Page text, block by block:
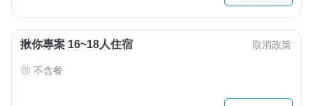
揪你專案 16~18人住宿 取消政策
不含餐